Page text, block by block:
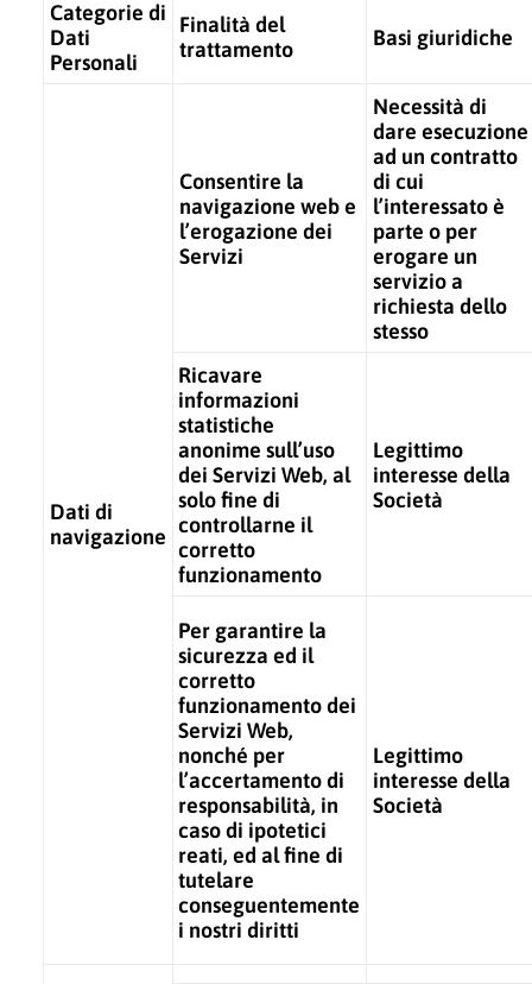
Categorie di
Dati
Personali
Finalità del
trattamento
Basi giuridiche
Dati di
navigazione
Consentire la
navigazione web e
l’erogazione dei
Servizi
Necessità di
dare esecuzione
ad un contratto
di cui
l’interessato è
parte o per
erogare un
servizio a
richiesta dello
stesso
Ricavare
informazioni
statistiche
anonime sull’uso
dei Servizi Web, al
solo fine di
controllarne il
corretto
funzionamento
Legittimo
interesse della
Società
Per garantire la
sicurezza ed il
corretto
funzionamento dei
Servizi Web,
nonché per
l’accertamento di
responsabilità, in
caso di ipotetici
reati, ed al fine di
tutelare
conseguentemente
i nostri diritti
Legittimo
interesse della
Società